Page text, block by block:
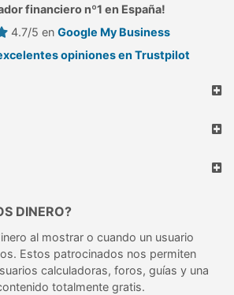
financiero nº1 en España!
4.7/5 en Google My Business
opiniones en Trustpilot
DINERO?
al mostrar o cuando un usuario
Estos patrocinados nos permiten
calculadoras, foros, guías y una
totalmente gratis.